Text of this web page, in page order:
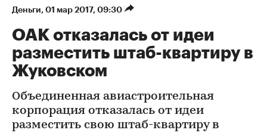
Деньги⁠, 01 мар 2017, 09:30
ОАК отказалась от идеи
разместить штаб-квартиру в
Жуковском
Объединенная авиастроительная
корпорация отказалась от идеи
разместить свою штаб-квартиру в